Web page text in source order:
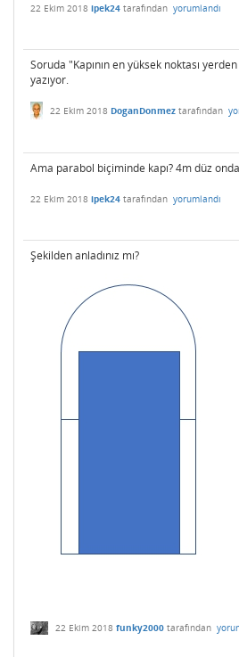
22 Ekim 2018 ipek24 tarafından yorumlandı
Soruda "Kapının en yüksek noktası
yazıyor.
22 Ekim 2018 DoganDonmez tarafından
Ama parabol biçiminde kapı? 4m düz
22 Ekim 2018 ipek24 tarafından yorumlandı
Şekilden anladınız mı?
22 Ekim 2018 funky2000 tarafından